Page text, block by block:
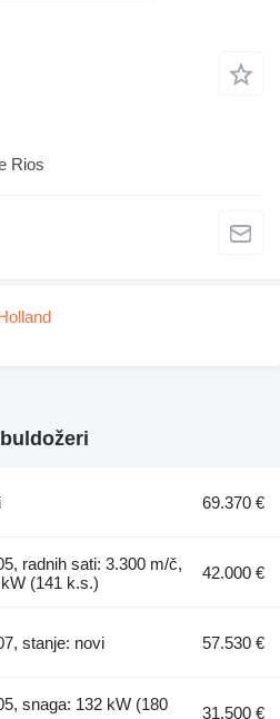
Rios
69.370 €
radnih sati: 3.300 m/č,
(141 k.s.)
42.000 €
stanje: novi 57.530 €
snaga: 132 kW (180
31.500 €